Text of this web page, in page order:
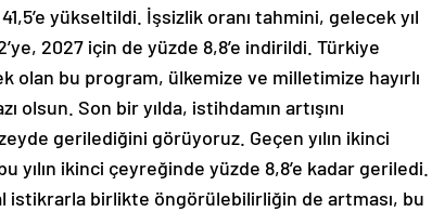
yükseltildi. İşsizlik oranı tahmini, gelecek yıl
2027 için de yüzde 8,8’e indirildi. Türkiye
olan bu program, ülkemize ve milletimize hayırlı
Son bir yılda, istihdamın artışını
gerilediğini görüyoruz. Geçen yılın ikinci
yılın ikinci çeyreğinde yüzde 8,8’e kadar geriledi.
istikrarla birlikte öngörülebilirliğin de artması, bu